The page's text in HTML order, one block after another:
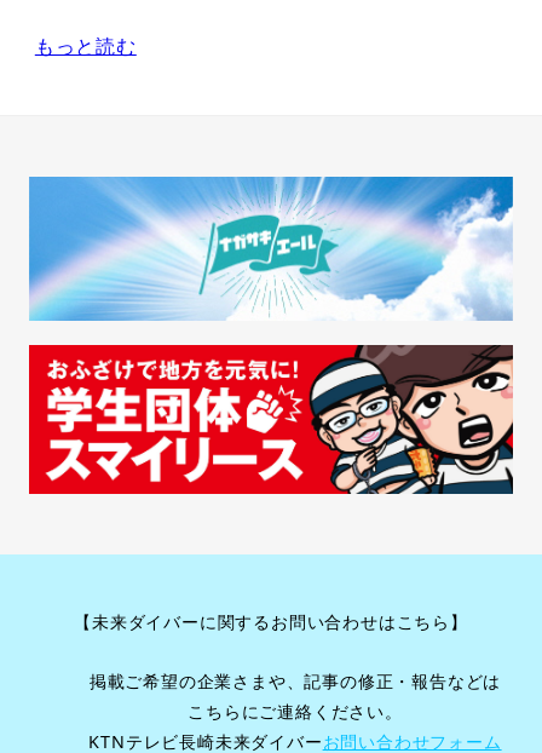
もっと読む
【未来ダイバーに関するお問い合わせはこちら】
掲載ご希望の企業さまや、記事の修正・報告などは
こちらにご連絡ください。
KTNテレビ長崎未来ダイバーお問い合わせフォーム